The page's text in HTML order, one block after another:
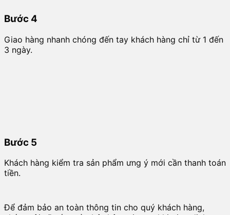
Bước 4
Giao hàng nhanh chóng đến tay khách hàng chỉ từ 1 đến
3 ngày.
Bước 5
Khách hàng kiểm tra sản phẩm ưng ý mới cần thanh toán
tiền.
Để đảm bảo an toàn thông tin cho quý khách hàng,